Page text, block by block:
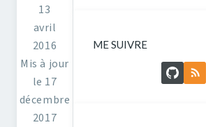
13
avril
2016
Mis à jour
le 17
décembre
2017
ME SUIVRE
GitHubFlux